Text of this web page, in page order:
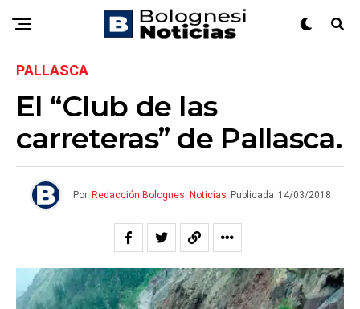
PALLASCA
El “Club de las
carreteras” de Pallasca.
Por Redacción Bolognesi Noticias Publicada 14/03/2018